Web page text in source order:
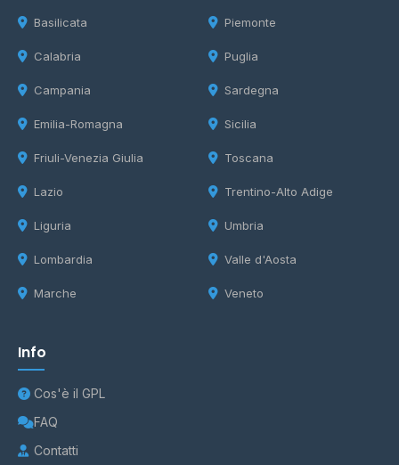
Basilicata
Calabria
Campania
Emilia-Romagna
Friuli-Venezia Giulia
Lazio
Liguria
Lombardia
Marche
Piemonte
Puglia
Sardegna
Sicilia
Toscana
Trentino-Alto Adige
Umbria
Valle d'Aosta
Veneto
Info
Cos'è il GPL
FAQ
Contatti